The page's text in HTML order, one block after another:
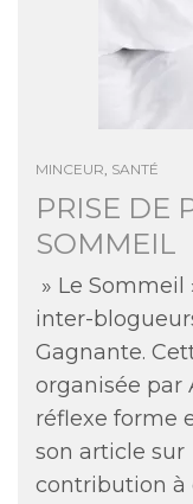
MINCEUR, SANTÉ
PRISE DE
SOMMEIL
» Le Sommeil
inter-
Gagnante.
organisée par
réflexe forme
son article sur
contribution à